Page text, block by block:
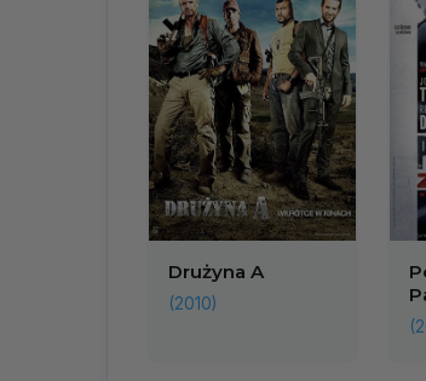
Drużyna A
(2010)